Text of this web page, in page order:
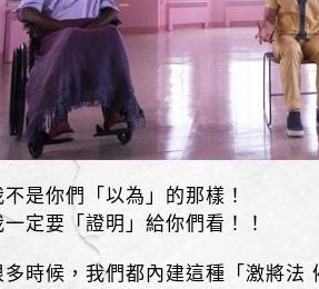
不是你們「以為」的那樣！
一定要「證明」給你們看！！
多時候，我們都內建這種「激將法